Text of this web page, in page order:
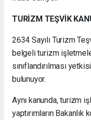
TURİZM TEŞVİK
2634 Sayılı Turizm
belgeli turizm
sınıflandırılması
bulunuyor.
Aynı kanunda, turizm
yaptırımların